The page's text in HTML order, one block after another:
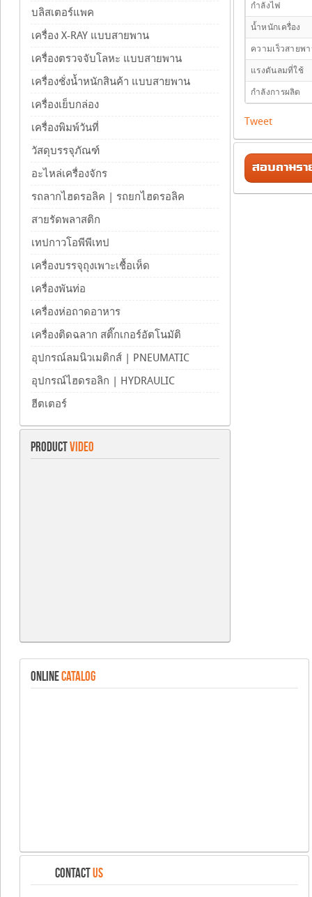
กำลังไฟ
น้ำหนักเครื่อง
ความเร็วสายพ
แรงดันลมที่ใช้
กำลังการผลิต
Tweet
สอบถามรา
บลิสเตอร์แพค
เครื่อง X-RAY แบบสายพาน
เครื่องตรวจจับโลหะ แบบสายพาน
เครื่องชั่งน้ำหนักสินค้า แบบสายพาน
เครื่องเย็บกล่อง
เครื่องพิมพ์วันที่
วัสดุบรรจุภัณฑ์
อะไหล่เครื่องจักร
รถลากไฮดรอลิค | รถยกไฮดรอลิค
สายรัดพลาสติก
เทปกาวโอพีพีเทป
เครื่องบรรจุถุงเพาะเชื้อเห็ด
เครื่องพันท่อ
เครื่องห่อถาดอาหาร
เครื่องติดฉลาก สติ๊กเกอร์อัตโนมัติ
อุปกรณ์ลมนิวเมติกส์ | PNEUMATIC
อุปกรณ์ไฮดรอลิก | HYDRAULIC
ฮีตเตอร์
PRODUCTVIDEO
ONLINECATALOG
CONTACTUS